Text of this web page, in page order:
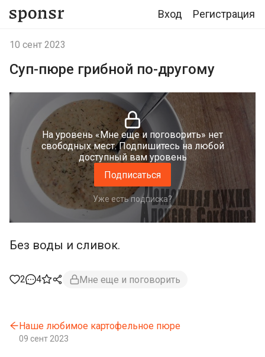
Вход Регистрация
10 сент 2023
Суп-пюре грибной по-другому
На уровень «Мне еще и поговорить» нет
свободных мест. Подпишитесь на любой
доступный вам уровень
Подписаться
Уже есть подписка?
Без воды и сливок.
2 4 Мне еще и поговорить
Наше любимое картофельное пюре
09 сент 2023